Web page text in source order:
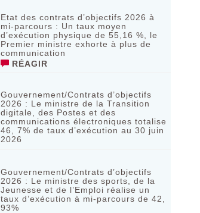
Etat des contrats d’objectifs 2026 à
mi-parcours : Un taux moyen
d’exécution physique de 55,16 %, le
Premier ministre exhorte à plus de
communication
RÉAGIR
Gouvernement/Contrats d’objectifs
2026 : Le ministre de la Transition
digitale, des Postes et des
communications électroniques totalise
46, 7% de taux d’exécution au 30 juin
2026
Gouvernement/Contrats d’objectifs
2026 : Le ministre des sports, de la
Jeunesse et de l’Emploi réalise un
taux d’exécution à mi-parcours de 42,
93%